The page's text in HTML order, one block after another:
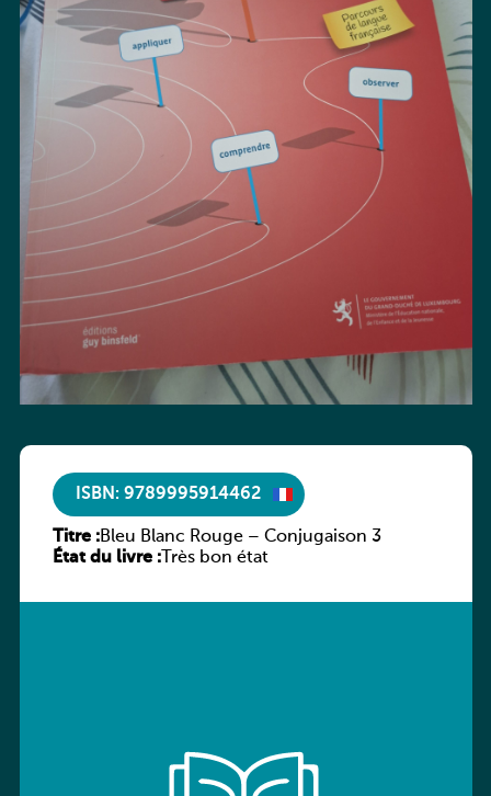
ISBN: 9789995914462
Titre :Bleu Blanc Rouge – Conjugaison 3
État du livre :Très bon état